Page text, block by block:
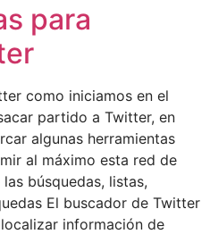
para
como iniciamos en el
partido a Twitter, en
algunas herramientas
al máximo esta red de
búsquedas, listas,
El buscador de Twitter
información de